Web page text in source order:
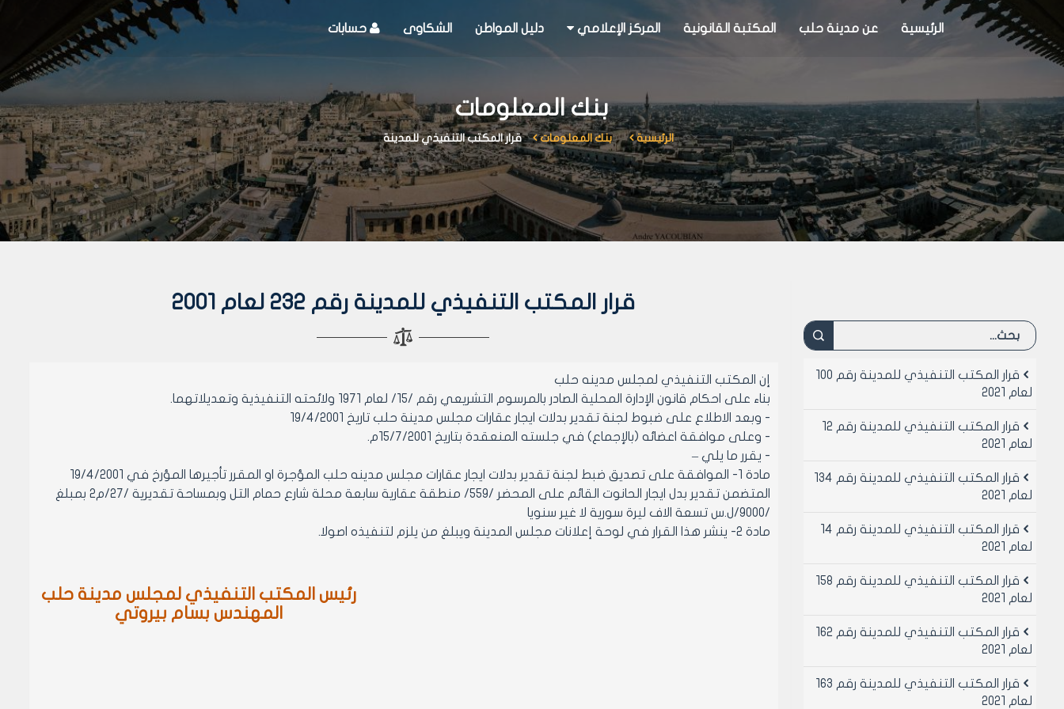
الرئيسية عن مدينة حلب المكتبة القانونية المركز الإعلامي دليل المواطن الشكاوى حسابات
بنك المعلومات
الرئيسية بنك المعلومات قرار المكتب التنفيذي للمدينة
قرار المكتب التنفيذي للمدينة رقم 232 لعام 2001
إن المكتب التنفيذي لمجلس مدينه حلب
بناء على احكام قانون الإدارة المحلية الصادر بالمرسوم التشريعي رقم /15/ لعام 1971 ولائحته التنفيذية وتعديلاتهما.
- وبعد الاطلاع على ضبوط لجنة تقدير بدلات ايجار عقارات مجلس مدينة حلب تاريخ 19/4/2001
- وعلى موافقة اعضائه (بالإجماع) في جلسته المنعقدة بتاريخ 15/7/2001م.
- يقرر ما يلي –
مادة 1- الموافقة على تصديق ضبط لجنة تقدير بدلات ايجار عقارات مجلس مدينه حلب المؤجرة او المقرر تأجيرها المؤرخ في 19/4/2001
المتضمن تقدير بدل ايجار الحانوت القائم على المحضر /559/ منطقة عقارية سابعة محلة شارع حمام التل وبمساحة تقديرية /27/م2 بمبلغ
/9000/ل.س تسعة الاف ليرة سورية لا غير سنويا
مادة 2- ينشر هذا القرار في لوحة إعلانات مجلس المدينة ويبلغ من يلزم لتنفيذه اصولا.
رئيس المكتب التنفيذي لمجلس مدينة حلب
المهندس بسام بيروتي
قرار المكتب التنفيذي للمدينة رقم 100
لعام 2021
قرار المكتب التنفيذي للمدينة رقم 12
لعام 2021
قرار المكتب التنفيذي للمدينة رقم 134
لعام 2021
قرار المكتب التنفيذي للمدينة رقم 14
لعام 2021
قرار المكتب التنفيذي للمدينة رقم 158
لعام 2021
قرار المكتب التنفيذي للمدينة رقم 162
لعام 2021
قرار المكتب التنفيذي للمدينة رقم 163
لعام 2021